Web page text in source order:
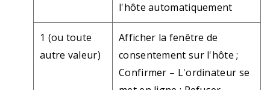
l'hôte automatiquement
1 (ou toute
autre valeur)
Afficher la fenêtre de
consentement sur l'hôte ;
Confirmer – L'ordinateur se